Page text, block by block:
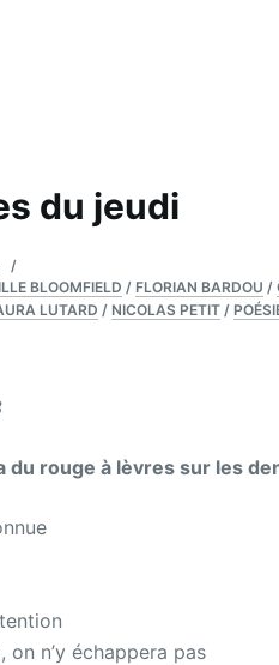
du jeudi
BLOOMFIELD / FLORIAN BARDOU /
LUTARD / NICOLAS PETIT /
du rouge à lèvres sur les
n’y échappera pas